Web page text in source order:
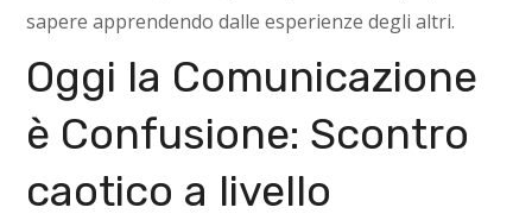
sapere apprendendo dalle esperienze degli altri.
Oggi la Comunicazione
è Confusione: Scontro
caotico a livello